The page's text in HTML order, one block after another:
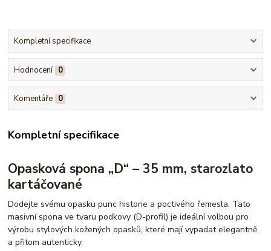
Kompletní specifikace
Hodnocení 0
Komentáře 0
Kompletní specifikace
Opasková spona „D“ – 35 mm, starozlato
kartáčované
Dodejte svému opasku punc historie a poctivého řemesla. Tato
masivní spona ve tvaru podkovy (D-profil) je ideální volbou pro
výrobu stylových kožených opasků, které mají vypadat elegantně,
a přitom autenticky.